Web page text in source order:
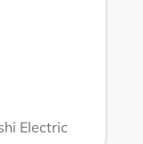
Electric